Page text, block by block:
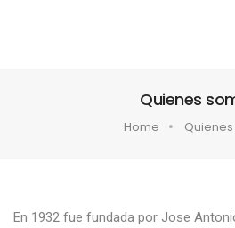
Quienes
Home
En 1932 fue fundada por Jose